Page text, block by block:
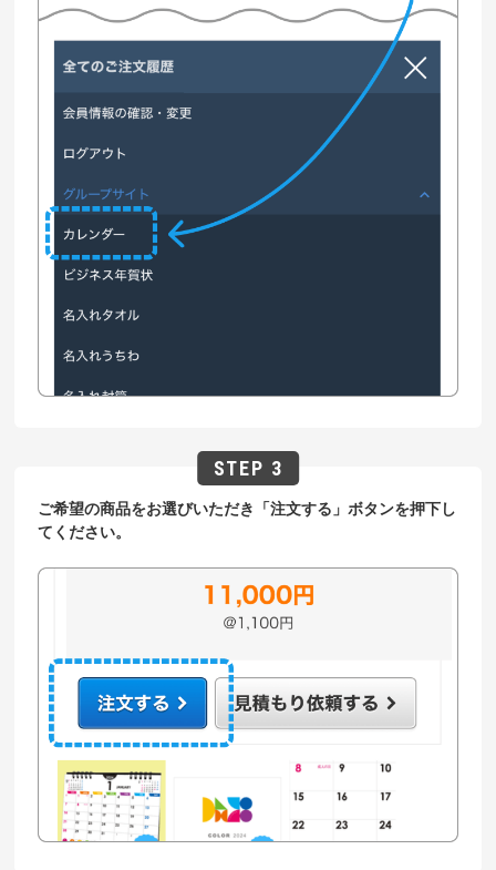
ご希望の商品をお選びいただき「注文する」ボタンを押下し
てください。